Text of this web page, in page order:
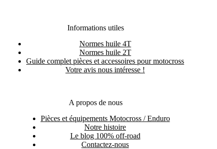
Informations utiles
Normes huile 4T
Normes huile 2T
Guide complet pièces et accessoires pour motocross
Votre avis nous intéresse !
A propos de nous
Pièces et équipements Motocross / Enduro
Notre histoire
Le blog 100% off-road
Contactez-nous